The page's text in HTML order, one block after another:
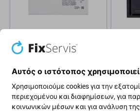
Samsung
Μπαταρία για Galaxy Tab A8
6300NA, 7040mAh
18,13 €
ΑΝΑΜΕΝΌΜΕΝΑ 9 τεμ,
(02.09.2026)
13,09 €
ΣΕ
Αυτός ο ιστότοπος
Χρησιμοποιούμε cookies για την
περιεχομένου και διαφημίσεων, για
κοινωνικών μέσων και για ανάλυση